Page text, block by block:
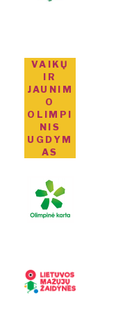
VAIKŲ
IR
JAUNIM
O
OLIMPI
NIS
UGDYM
AS